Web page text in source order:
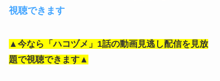
視聴できます
▲今なら「ハコヅメ」1話の動画見逃し配信を見放
題で視聴できます▲